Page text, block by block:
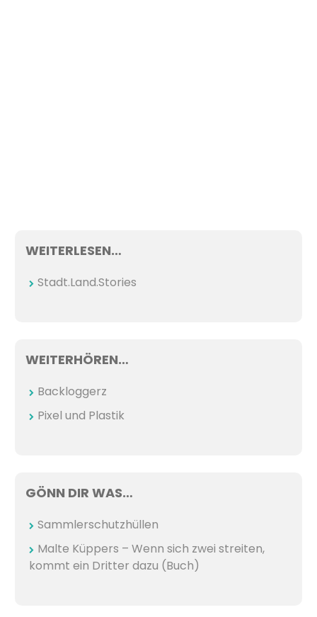
WEITERLESEN…
Stadt.Land.Stories
WEITERHÖREN…
Backloggerz
Pixel und Plastik
GÖNN DIR WAS…
Sammlerschutzhüllen
Malte Küppers – Wenn sich zwei streiten,
kommt ein Dritter dazu (Buch)